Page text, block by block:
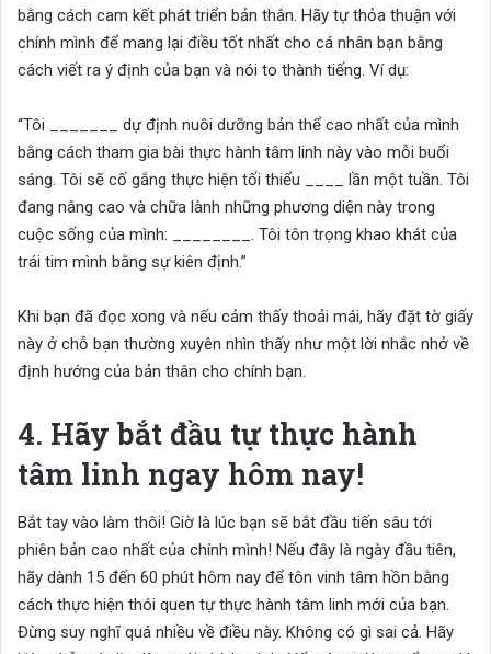
bằng cách cam kết phát triển bản thân. Hãy tự thỏa thuận với
chính mình để mang lại điều tốt nhất cho cá nhân bạn bằng
cách viết ra ý định của bạn và nói to thành tiếng. Ví dụ:
“Tôi _______ dự định nuôi dưỡng bản thể cao nhất của mình
bằng cách tham gia bài thực hành tâm linh này vào mỗi buổi
sáng. Tôi sẽ cố gắng thực hiện tối thiểu ____ lần một tuần. Tôi
đang nâng cao và chữa lành những phương diện này trong
cuộc sống của mình: ________. Tôi tôn trọng khao khát của
trái tim mình bằng sự kiên định.”
Khi bạn đã đọc xong và nếu cảm thấy thoải mái, hãy đặt tờ giấy
này ở chỗ bạn thường xuyên nhìn thấy như một lời nhắc nhở về
định hướng của bản thân cho chính bạn.
4. Hãy bắt đầu tự thực hành
tâm linh ngay hôm nay!
Bắt tay vào làm thôi! Giờ là lúc bạn sẽ bắt đầu tiến sâu tới
phiên bản cao nhất của chính mình! Nếu đây là ngày đầu tiên,
hãy dành 15 đến 60 phút hôm nay để tôn vinh tâm hồn bằng
cách thực hiện thói quen tự thực hành tâm linh mới của bạn.
Đừng suy nghĩ quá nhiều về điều này. Không có gì sai cả. Hãy